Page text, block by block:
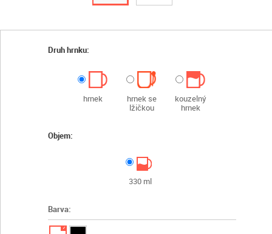
Druh hrnku:
hrnek
hrnek se
lžičkou
kouzelný
hrnek
Objem:
330 ml
Barva:
✓